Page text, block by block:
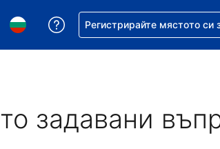
на валута. Избрана валута - Евро
Избор на език. Избран език -
Помощ с резервацията ви
Регистрирайте мястото си
задавани